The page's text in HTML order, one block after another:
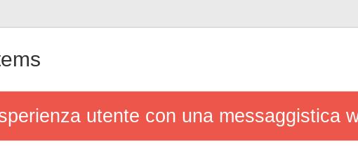
utente con una messaggistica